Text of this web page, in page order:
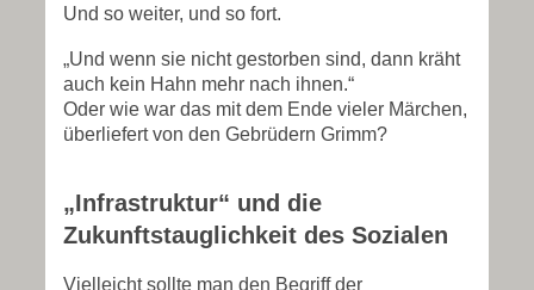
Und so weiter, und so fort.
„Und wenn sie nicht gestorben sind, dann kräht
auch kein Hahn mehr nach ihnen.“
Oder wie war das mit dem Ende vieler Märchen,
überliefert von den Gebrüdern Grimm?
„Infrastruktur“ und die
Zukunftstauglichkeit des Sozialen
Vielleicht sollte man den Begriff der